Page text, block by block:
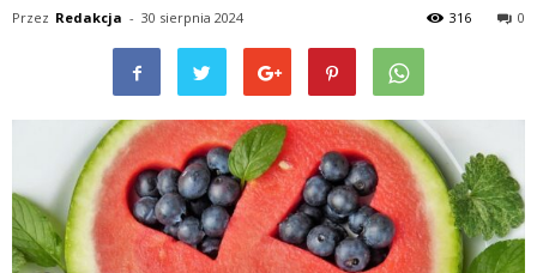
Przez Redakcja - 30 sierpnia 2024 0
316